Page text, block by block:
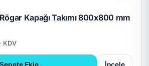
Kapağı Takımı 800x800 mm
KDV